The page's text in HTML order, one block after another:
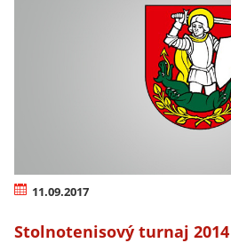
11.09.2017
Stolnotenisový turnaj 2014